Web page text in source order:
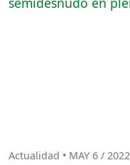
Actualidad • MAY 6 / 2022